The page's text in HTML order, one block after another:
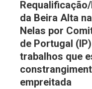
da Beira Alta
Nelas por
de Portugal
trabalhos que
empreitada